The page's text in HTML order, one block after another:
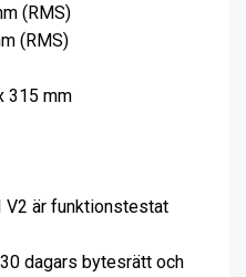
(RMS)
(RMS)
315 mm
är funktionstestat
dagars bytesrätt och